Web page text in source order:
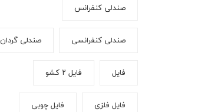
صندلی کنفرانس
صندلی کنفرانسی صندلی گردان
فایل فایل ۲ کشو
فایل فلزی فایل چوبی